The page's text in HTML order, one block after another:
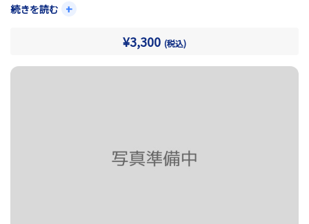
直接、背骨・骨格を調整し整えることで全ての負担を軽減させる
格を整えるために取り入れることがオススメです。
続きを読む +
¥3,300 (税込)